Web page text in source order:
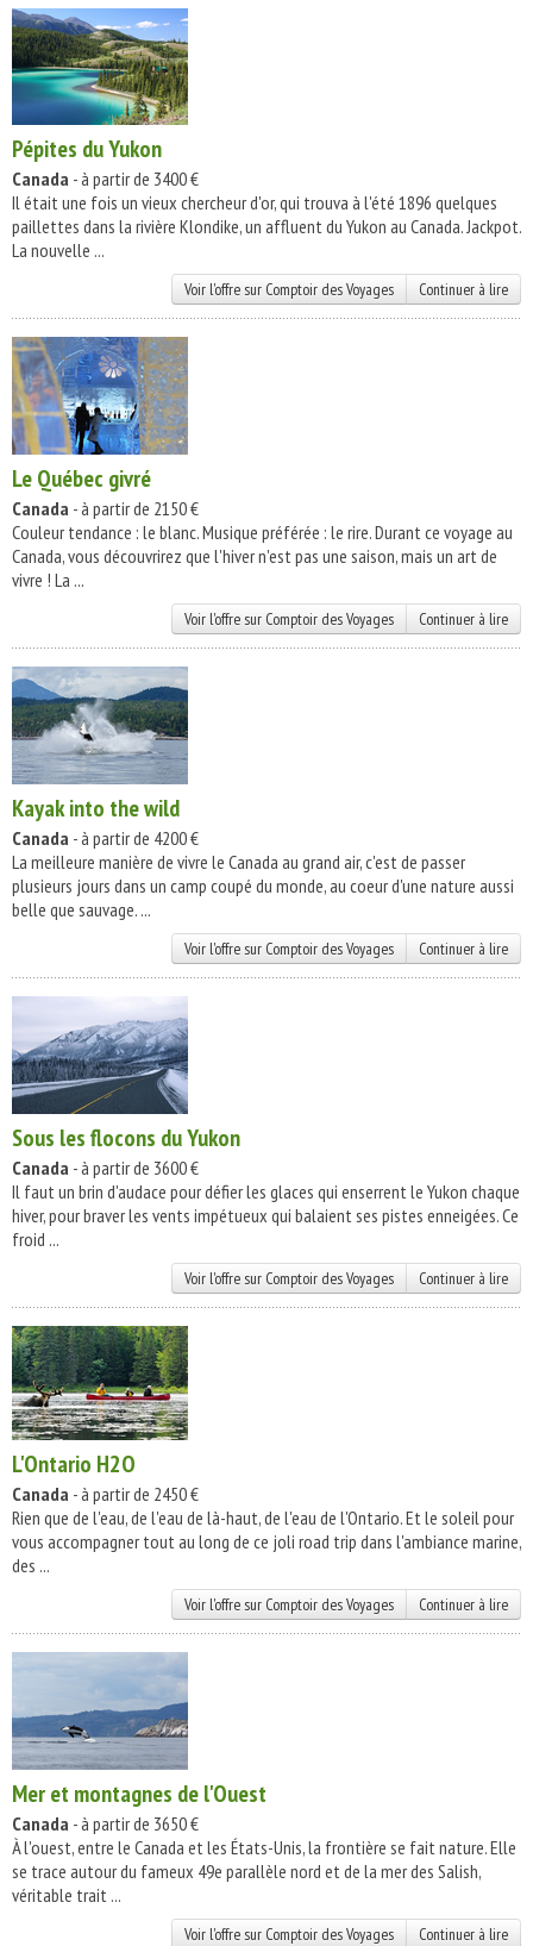
Pépites du Yukon
Canada - à partir de 3400 €
Il était une fois un vieux chercheur d'or, qui trouva à l'été 1896 quelques
paillettes dans la rivière Klondike, un affluent du Yukon au Canada. Jackpot.
La nouvelle ...
Voir l'offre sur Comptoir des Voyages Continuer à lire
Le Québec givré
Canada - à partir de 2150 €
Couleur tendance : le blanc. Musique préférée : le rire. Durant ce voyage au
Canada, vous découvrirez que l'hiver n'est pas une saison, mais un art de
vivre ! La ...
Voir l'offre sur Comptoir des Voyages Continuer à lire
Kayak into the wild
Canada - à partir de 4200 €
La meilleure manière de vivre le Canada au grand air, c'est de passer
plusieurs jours dans un camp coupé du monde, au coeur d'une nature aussi
belle que sauvage. ...
Voir l'offre sur Comptoir des Voyages Continuer à lire
Sous les flocons du Yukon
Canada - à partir de 3600 €
Il faut un brin d'audace pour défier les glaces qui enserrent le Yukon chaque
hiver, pour braver les vents impétueux qui balaient ses pistes enneigées. Ce
froid ...
Voir l'offre sur Comptoir des Voyages Continuer à lire
L'Ontario H2O
Canada - à partir de 2450 €
Rien que de l'eau, de l'eau de là-haut, de l'eau de l'Ontario. Et le soleil pour
vous accompagner tout au long de ce joli road trip dans l'ambiance marine,
des ...
Voir l'offre sur Comptoir des Voyages Continuer à lire
Mer et montagnes de l'Ouest
Canada - à partir de 3650 €
À l'ouest, entre le Canada et les États-Unis, la frontière se fait nature. Elle
se trace autour du fameux 49e parallèle nord et de la mer des Salish,
véritable trait ...
Voir l'offre sur Comptoir des Voyages Continuer à lire